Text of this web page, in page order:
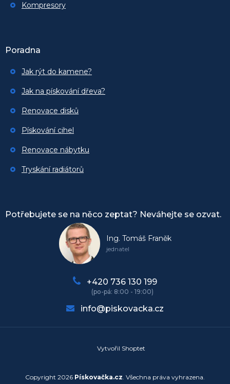
Kompresory
Poradna
Jak rýt do kamene?
Jak na pískování dřeva?
Renovace disků
Pískování cihel
Renovace nábytku
Tryskání radiátorů
Potřebujete se na něco zeptat? Neváhejte se ozvat.
Ing. Tomáš Franěk
jednatel
+420 736 130 199
info@piskovacka.cz
Vytvořil Shoptet
Copyright 2026 Pískovačka.cz. Všechna práva vyhrazena.